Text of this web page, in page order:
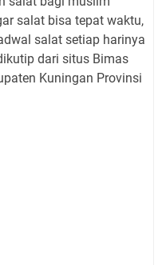
salat bisa tepat waktu,
salat setiap harinya
dari situs Bimas
Kuningan Provinsi